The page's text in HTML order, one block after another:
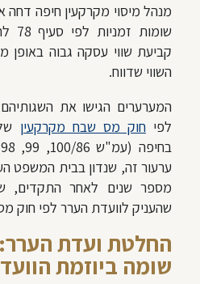
מנהל מיסוי מקרקעין חיפה
קביעת שווי עסקה גבוה
השווי שדווח.
המערערים הגישו את
לפיחוק מס שבח מקרקעין
ערעור זה, שנדון בבית המשפט
מספר שנים לאחר התקדים,
שהעניק לוועדת הערר לפי חוק
החלטת ועדת הערר:
שומה ביוזמת